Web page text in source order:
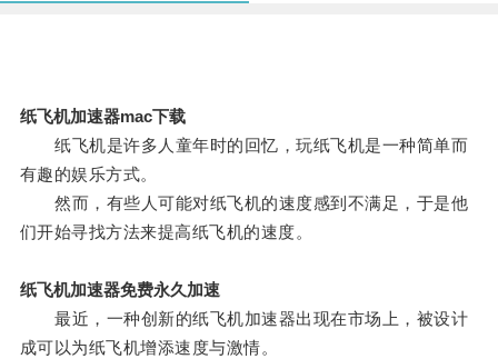
纸飞机加速器mac下载
纸飞机是许多人童年时的回忆，玩纸飞机是一种简单而
有趣的娱乐方式。
然而，有些人可能对纸飞机的速度感到不满足，于是他
们开始寻找方法来提高纸飞机的速度。
纸飞机加速器免费永久加速
最近，一种创新的纸飞机加速器出现在市场上，被设计
成可以为纸飞机增添速度与激情。